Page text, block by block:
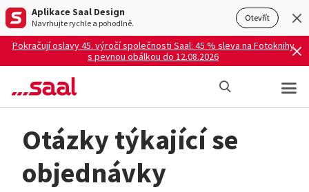
Aplikace Saal Design
Navrhujte rychle a pohodlně. Otevřít
Pokračují oslavy 45. výročí společnosti Saal: 45 % sleva na Fotoknihy
s pevnou obálkou do 12.08.2026
Otázky týkající se
objednávky